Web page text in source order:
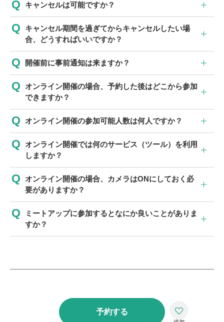
キャンセルは可能ですか？
キャンセル期間を過ぎてからキャンセルしたい場
合、どうすればいいですか？
開催前に事前通知は来ますか？
オンライン開催の場合、予約した後はどこから参加
できますか？
オンライン開催の参加可能人数は何人ですか？
オンライン開催では何のサービス（ツール）を利用
しますか？
オンライン開催の場合、カメラはONにしておく必
要がありますか？
ミートアップに参加するとなにか良いことがありま
すか？
予約する